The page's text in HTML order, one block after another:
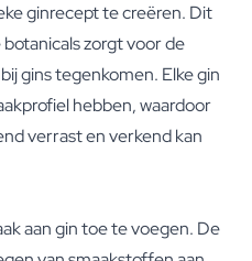
ginrecept te creëren. Dit
zorgt voor de
gins tegenkomen. Elke gin
hebben, waardoor
verrast en verkend kan
aan gin toe te voegen. De